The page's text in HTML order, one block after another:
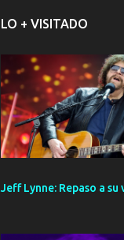
BARCELONA 191
ELECTROINDIE 189
PRIMERA FILA FEST
ELECTROPOP 185
PUNK
LO + VISITADO
Jeff Lynne: Repaso a su